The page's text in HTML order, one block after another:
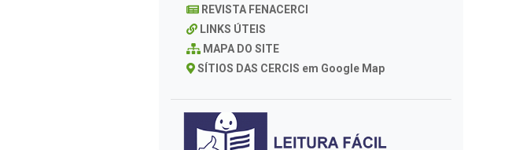
REVISTA FENACERCI
LINKS ÚTEIS
MAPA DO SITE
SÍTIOS DAS CERCIS em Google Map